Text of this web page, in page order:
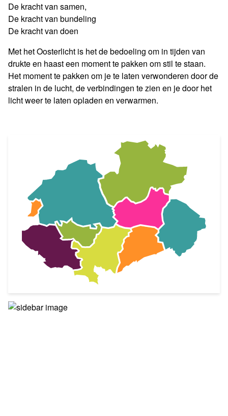
De kracht van samen,
De kracht van bundeling
De kracht van doen
Met het Oosterlicht is het de bedoeling om in tijden van
drukte en haast een moment te pakken om stil te staan.
Het moment te pakken om je te laten verwonderen door de
stralen in de lucht, de verbindingen te zien en je door het
licht weer te laten opladen en verwarmen.